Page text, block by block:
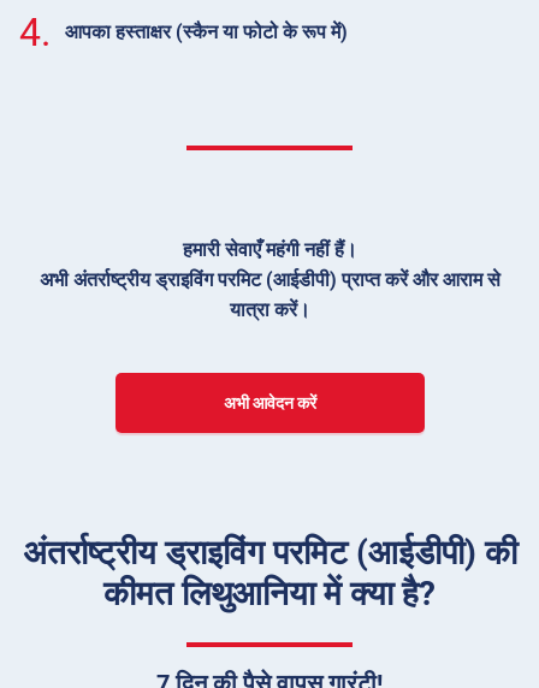
4. आपका हस्ताक्षर (स्कैन या फोटो के रूप में)
हमारी सेवाएँ महंगी नहीं हैं।
अभी अंतर्राष्ट्रीय ड्राइविंग परमिट (आईडीपी) प्राप्त करें और आराम से
यात्रा करें।
अभी आवेदन करें
अंतर्राष्ट्रीय ड्राइविंग परमिट (आईडीपी) की
कीमत लिथुआनिया में क्या है?